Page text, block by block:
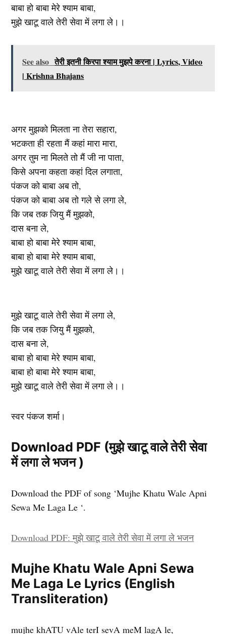
बाबा हो बाबा मेरे श्याम बाबा,
मुझे खाटू वाले तेरी सेवा में लगा ले।।
See also तेरी इतनी किरपा श्याम मुझपे करना | Lyrics, Video
| Krishna Bhajans
अगर मुझको मिलता ना तेरा सहारा,
भटकता ही रहता मैं कहां मारा मारा,
अगर तुम ना मिलते तो मैं जी ना पाता,
किसे अपना कहता कहां दिल लगाता,
पंकज को बाबा अब तो,
पंकज को बाबा अब तो गले से लगा ले,
कि जब तक जियु मैं मुझको,
दास बना ले,
बाबा हो बाबा मेरे श्याम बाबा,
बाबा हो बाबा मेरे श्याम बाबा,
मुझे खाटू वाले तेरी सेवा में लगा ले।।
मुझे खाटू वाले तेरी सेवा में लगा ले,
कि जब तक जियु मैं मुझको,
दास बना ले,
बाबा हो बाबा मेरे श्याम बाबा,
बाबा हो बाबा मेरे श्याम बाबा,
मुझे खाटू वाले तेरी सेवा में लगा ले।।
स्वर पंकज शर्मा।
Download PDF (मुझे खाटू वाले तेरी सेवा
में लगा ले भजन )
Download the PDF of song ‘Mujhe Khatu Wale Apni
Sewa Me Laga Le ‘.
Download PDF: मुझे खाटू वाले तेरी सेवा में लगा ले भजन
Mujhe Khatu Wale Apni Sewa
Me Laga Le Lyrics (English
Transliteration)
mujhe khATU vAle terI sevA meM lagA le,